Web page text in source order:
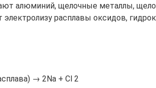
алюминий, щелочные металлы,
расплавы оксидов,
→ 2Na + Cl 2